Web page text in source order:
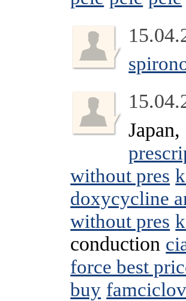
without pres
doxycycline
without pres
conduction
force best
buy